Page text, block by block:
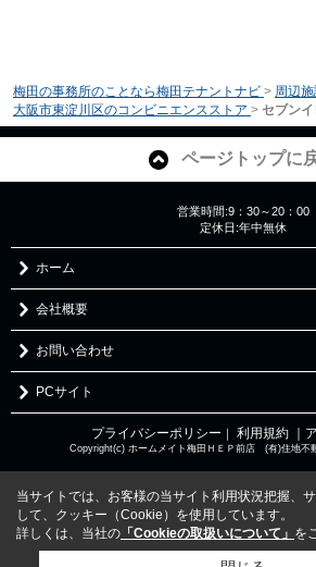
梅田の事務所のことなら梅田テナントナビ > 周辺
大阪市東淀川区のコンビニエンスストア > セブン
ページトップに
営業時間:9：30～20：00
定休日:年中無休
ホーム
会社概要
お問い合わせ
PCサイト
プライバシーポリシー ｜ 利用規約 ｜
Copyright(c) ホームメイト梅田ＨＥＰ前店 (有)住地不
当サイトでは、お客様の当サイト利用状況把握、
して、クッキー（Cookie）を使用しています。
詳しくは、当社の 「Cookieの取扱いについて」 を